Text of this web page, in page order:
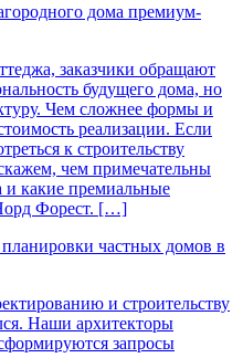
дома премиум-
заказчики обращают
будущего дома, но
Чем сложнее формы и
реализации. Если
к строительству
чем примечательны
и какие премиальные
Форест. […]
частных домов в
и строительству
Наши архитекторы
запросы